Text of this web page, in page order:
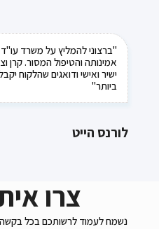
"ברצוני להמליץ על משרד
אמינותה והטיפול המסור. קרן
ישיר ואישי ודואגים שהלקוח
ביותר"
לורנס הייט
צרו
נשמח לעמוד לרשותכם בכל בקשה ועניין